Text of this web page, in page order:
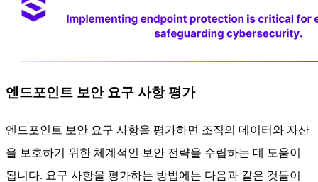
엔드포인트 보안 요구 사항 평가
엔드포인트 보안 요구 사항을 평가하면 조직의 데이터와 자산
을 보호하기 위한 체계적인 보안 전략을 수립하는 데 도움이
됩니다. 요구 사항을 평가하는 방법에는 다음과 같은 것들이